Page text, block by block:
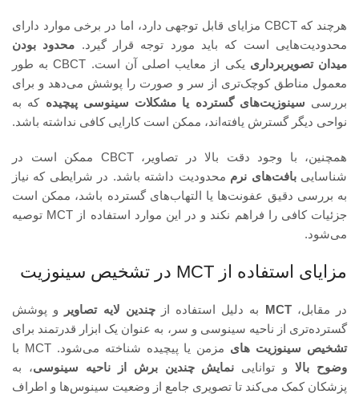
هرچند که CBCT مزایای قابل توجهی دارد، اما در برخی موارد دارای
محدودیت‌هایی است که باید مورد توجه قرار گیرد. محدود بودن
میدان تصویربرداری
یکی از معایب اصلی آن است. CBCT به طور
معمول مناطق کوچک‌تری از سر و صورت را پوشش می‌دهد و برای
بررسی سینوزیت‌های گسترده یا مشکلات سینوسی پیچیده که به
نواحی دیگر گسترش یافته‌اند، ممکن است کارایی کافی نداشته باشد.
همچنین، با وجود دقت بالا در تصاویر، CBCT ممکن است در
شناساییبافت‌های نرم محدودیت داشته باشد. در شرایطی که نیاز
به بررسی دقیق عفونت‌ها یا التهاب‌های گسترده باشد، ممکن است
جزئیات کافی را فراهم نکند و در این موارد استفاده از MCT توصیه
می‌شود.
مزایای استفاده از MCT در تشخیص سینوزیت
در مقابل،MCT به دلیل استفاده ازچندین لایه تصاویر
و پوشش
گسترده‌تری از ناحیه سینوسی و سر، به عنوان یک ابزار قدرتمند برای
تشخیص سینوزیت‌ های مزمن یا پیچیده شناخته می‌شود. MCT با
وضوح بالاو توانایی نمایش چندین برش از ناحیه سینوسی، به
پزشکان کمک می‌کند تا تصویری جامع از وضعیت سینوس‌ها و اطراف